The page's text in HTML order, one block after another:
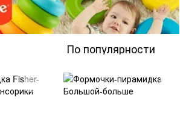
По популярности